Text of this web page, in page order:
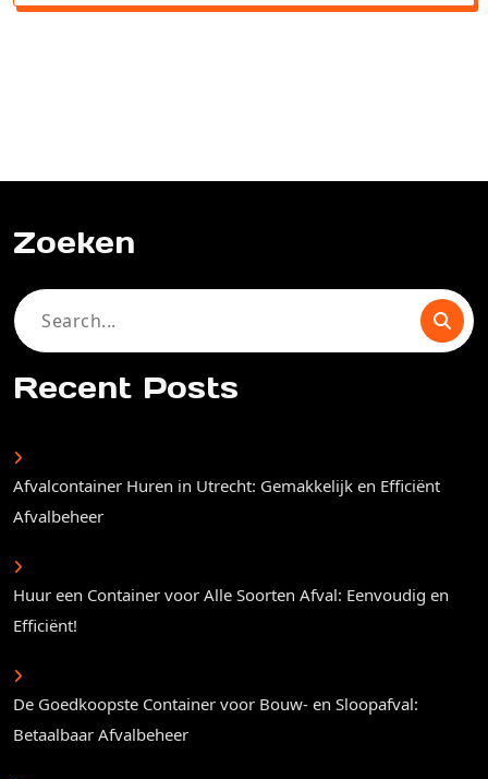
Zoeken
Search
Recent Posts
Afvalcontainer Huren in Utrecht: Gemakkelijk en Efficiënt
Afvalbeheer
Huur een Container voor Alle Soorten Afval: Eenvoudig en
Efficiënt!
De Goedkoopste Container voor Bouw- en Sloopafval:
Betaalbaar Afvalbeheer